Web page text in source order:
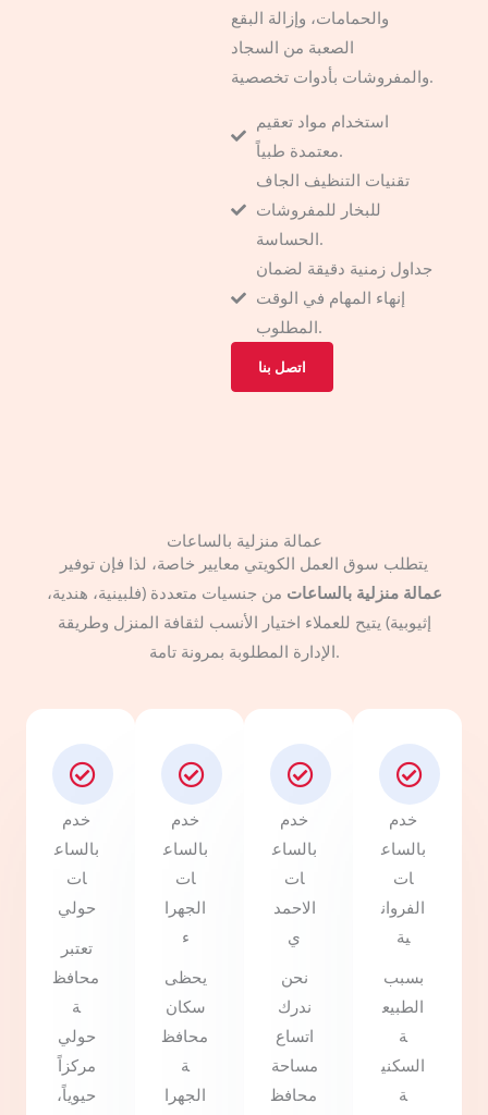
والحمامات، وإزالة البقع
الصعبة من السجاد
والمفروشات بأدوات تخصصية.
استخدام مواد تعقيم
معتمدة طبياً.
تقنيات التنظيف الجاف
للبخار للمفروشات
الحساسة.
جداول زمنية دقيقة لضمان
إنهاء المهام في الوقت
المطلوب.
اتصل بنا
عمالة منزلية بالساعات
يتطلب سوق العمل الكويتي معايير خاصة، لذا فإن توفير
عمالة منزلية بالساعات من جنسيات متعددة (فلبينية، هندية،
إثيوبية) يتيح للعملاء اختيار الأنسب لثقافة المنزل وطريقة
الإدارة المطلوبة بمرونة تامة.
خدم
بالساع
ات
حولي
تعتبر
محافظ
ة
حولي
مركزاً
حيوياً،
خدم
بالساع
ات
الجهرا
ء
يحظى
سكان
محافظ
ة
الجهرا
خدم
بالساع
ات
الاحمد
ي
نحن
ندرك
اتساع
مساحة
محافظ
خدم
بالساع
ات
الفروان
ية
بسبب
الطبيع
ة
السكني
ة